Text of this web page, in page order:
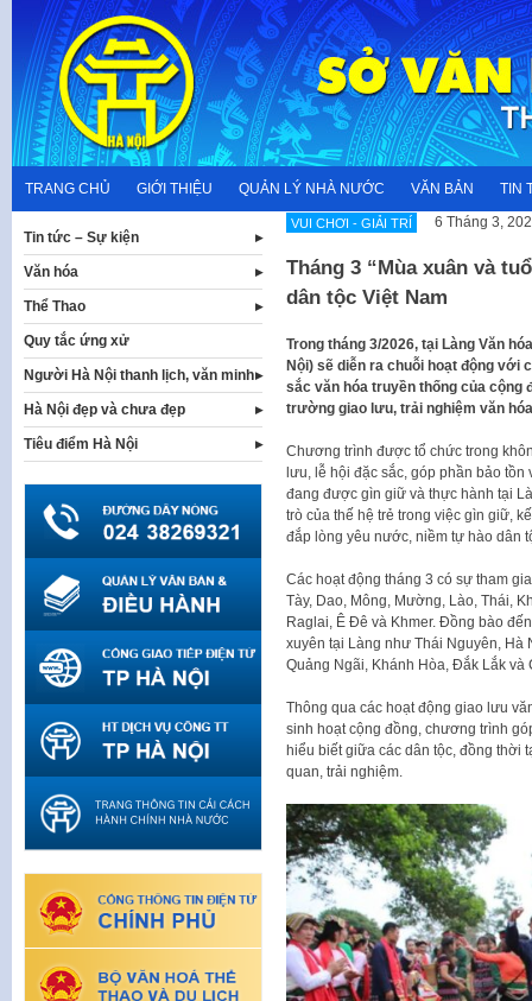
content
TRANG CHỦ GIỚI THIỆU QUẢN LÝ NHÀ NƯỚC VĂN BẢN TIN
VUI CHƠI - GIẢI TRÍ 6 Tháng 3,
Tháng 3 “Mùa xuân và
dân tộc Việt Nam
Trong tháng 3/2026, tại Làng Văn
Nội) sẽ diễn ra chuỗi hoạt động với
sắc văn hóa truyền thống của cộng
trường giao lưu, trải nghiệm văn
Chương trình được tổ chức trong
lưu, lễ hội đặc sắc, góp phần bảo tồn
đang được gìn giữ và thực hành tại
trò của thế hệ trẻ trong việc gìn giữ,
đắp lòng yêu nước, niềm tự hào dân
Các hoạt động tháng 3 có sự tham
Tày, Dao, Mông, Mường, Lào, Thái,
Raglai, Ê Đê và Khmer. Đồng bào
xuyên tại Làng như Thái Nguyên, Hà
Quảng Ngãi, Khánh Hòa, Đắk Lắk và
Thông qua các hoạt động giao lưu
sinh hoạt cộng đồng, chương trình
hiểu biết giữa các dân tộc, đồng thời
quan, trải nghiệm.
Tin tức – Sự kiện
Văn hóa
Thể Thao
Quy tắc ứng xử
Người Hà Nội thanh lịch, văn minh
Hà Nội đẹp và chưa đẹp
Tiêu điểm Hà Nội